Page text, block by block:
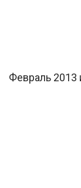
Февраль 2013